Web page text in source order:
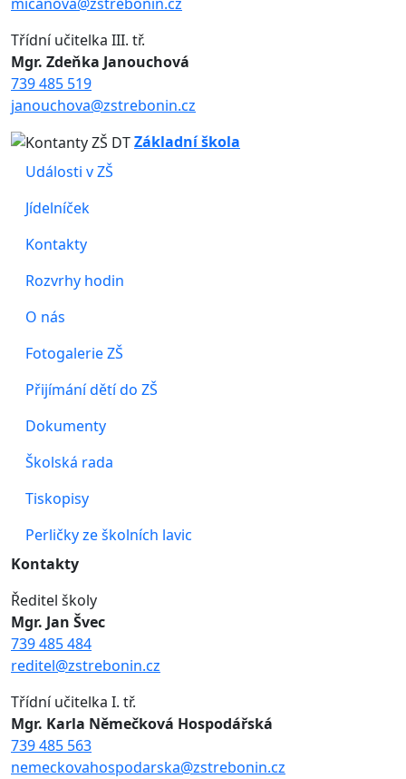
Třídní učitelka III. tř.
Mgr. Zdeňka Janouchová
739 485 519
janouchova@zstrebonin.cz
Základní škola
Události v ZŠ
Jídelníček
Kontakty
Rozvrhy hodin
O nás
Fotogalerie ZŠ
Přijímání dětí do ZŠ
Dokumenty
Školská rada
Tiskopisy
Perličky ze školních lavic
Kontakty
Ředitel školy
Mgr. Jan Švec
739 485 484
reditel@zstrebonin.cz
Třídní učitelka I. tř.
Mgr. Karla Němečková Hospodářská
739 485 563
nemeckovahospodarska@zstrebonin.cz